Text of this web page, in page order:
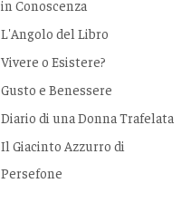
in Conoscenza
L'Angolo del Libro
Vivere o Esistere?
Gusto e Benessere
Diario di una Donna Trafelata
Il Giacinto Azzurro di
Persefone